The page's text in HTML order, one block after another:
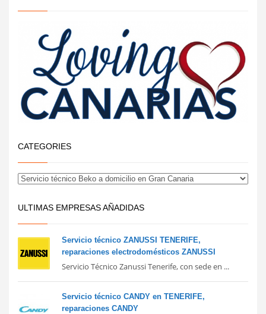
CATEGORIES
ULTIMAS EMPRESAS AÑADIDAS
Servicio técnico ZANUSSI TENERIFE,
reparaciones electrodomésticos ZANUSSI
Servicio Técnico Zanussi Tenerife, con sede en ...
Servicio técnico CANDY en TENERIFE,
reparaciones CANDY